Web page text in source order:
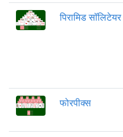
पिरामिड सॉलिटेयर
फोरपीक्स